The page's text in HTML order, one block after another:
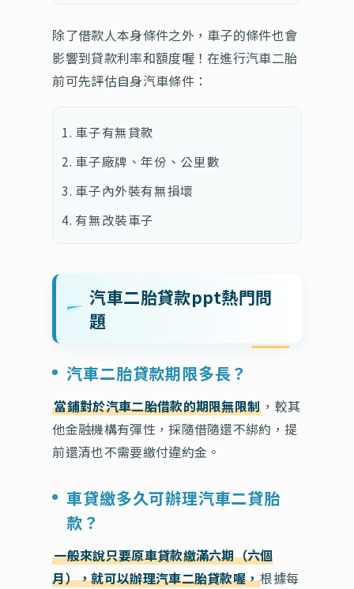
除了借款人本身條件之外，車子的條件也會
影響到貸款利率和額度喔！在進行汽車二胎
前可先評估自身汽車條件：
車子有無貸款
車子廠牌、年份、公里數
車子內外裝有無損壞
有無改裝車子
汽車二胎貸款ppt熱門問
題
汽車二胎貸款期限多長？
當鋪對於汽車二胎借款的期限無限制 ，較其
他金融機構有彈性，採隨借隨還不綁約，提
前還清也不需要繳付違約金。
車貸繳多久可辦理汽車二貸胎
款？
一般來說只要原車貸款繳滿六期（六個
月），就可以辦理汽車二胎貸款喔，根據每